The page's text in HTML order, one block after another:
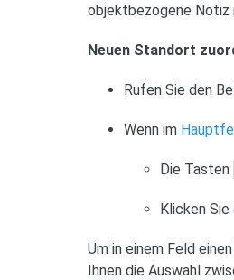
objektbezogene Notiz
Neuen Standort
Rufen Sie den
Wenn im
Die Tasten
Klicken Sie
Um in einem Feld
Ihnen die Auswahl